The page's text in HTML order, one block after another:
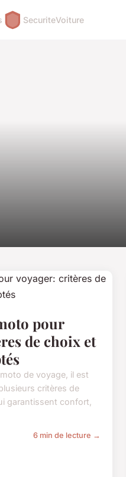
SecuriteVoiture
pour
de choix et
de voyage, il est
critères de
garantissent confort,
6 min de lecture →